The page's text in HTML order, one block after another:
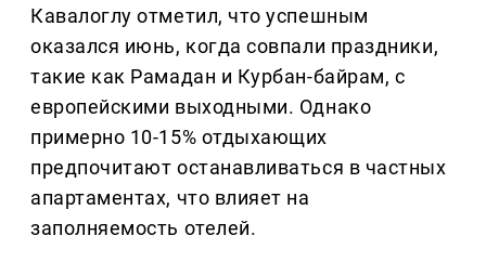
Кавалоглу отметил, что успешным
оказался июнь, когда совпали праздники,
такие как Рамадан и Курбан-байрам, с
европейскими выходными. Однако
примерно 10-15% отдыхающих
предпочитают останавливаться в частных
апартаментах, что влияет на
заполняемость отелей.